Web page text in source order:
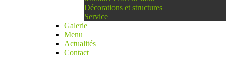
Décorations et structures
Service
Galerie
Menu
Actualités
Contact